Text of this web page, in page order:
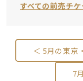
すべての前売チ
＜ 5月の東京
7